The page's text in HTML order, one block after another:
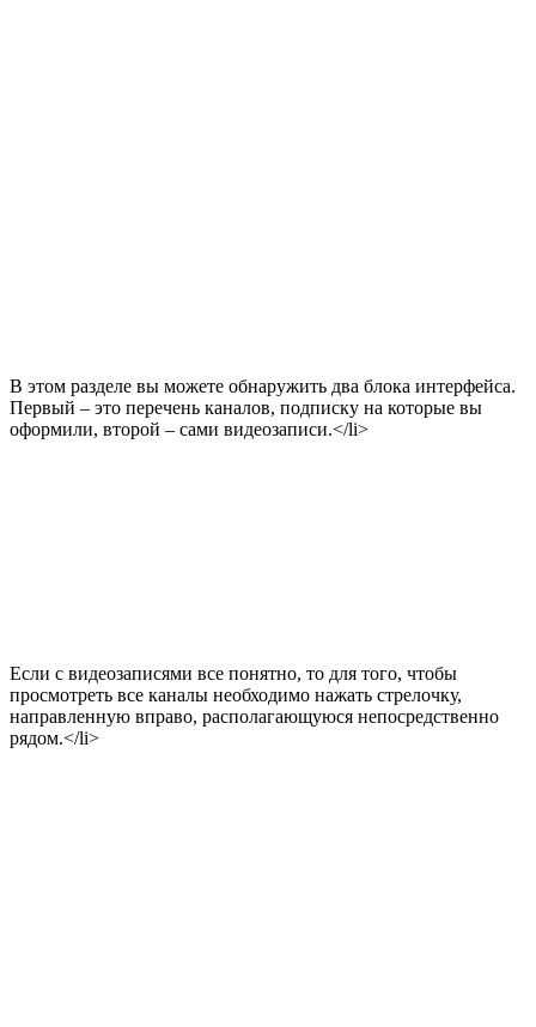
В этом разделе вы можете обнаружить два блока интерфейса.
Первый – это перечень каналов, подписку на которые вы
оформили, второй – сами видеозаписи.</li>
Если с видеозаписями все понятно, то для того, чтобы
просмотреть все каналы необходимо нажать стрелочку,
направленную вправо, располагающуюся непосредственно
рядом.</li>